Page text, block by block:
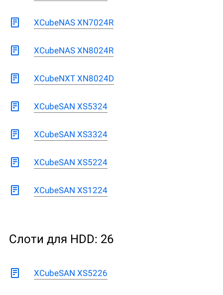
XCubeNAS XN7024R
XCubeNAS XN8024R
XCubeNXT XN8024D
XCubeSAN XS5324
XCubeSAN XS3324
XCubeSAN XS5224
XCubeSAN XS1224
Слоти для HDD: 26
XCubeSAN XS5226